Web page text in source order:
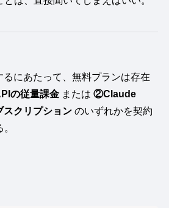
にあたって、無料プランは存在
の従量課金 または ②Claude
スクリプションのいずれかを契約